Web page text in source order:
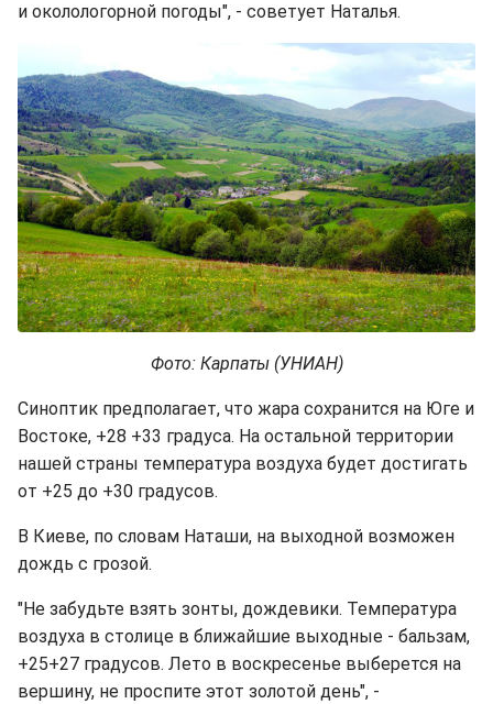
и околологорной погоды", - советует Наталья.
Фото: Карпаты (УНИАН)
Синоптик предполагает, что жара сохранится на Юге и
Востоке, +28 +33 градуса. На остальной территории
нашей страны температура воздуха будет достигать
от +25 до +30 градусов.
В Киеве, по словам Наташи, на выходной возможен
дождь с грозой.
"Не забудьте взять зонты, дождевики. Температура
воздуха в столице в ближайшие выходные - бальзам,
+25+27 градусов. Лето в воскресенье выберется на
вершину, не проспите этот золотой день", -